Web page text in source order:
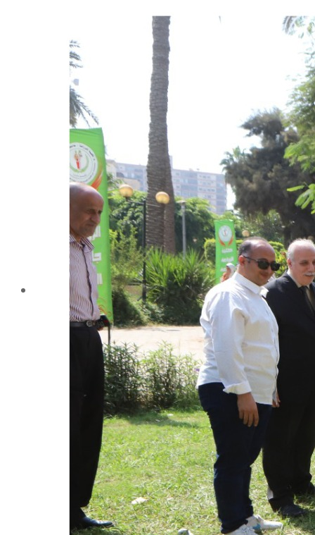
الإدارة
كلمة عميد الكلية
رؤساء الأقسام العلمية
الهيكل التنظيمى
نبذة تاريخية
تاريخ الكلية
الإدارة الحالية
الخطة الإستراتجية و التنفيذية
ميثاق الأخلاقيات
بحوث فى حقوق الملكية الفكرية
إستراتجية التعليم والتعلم
البريد الإلكترونى لإدارات و مراكز الكلية
خريطة الكلية